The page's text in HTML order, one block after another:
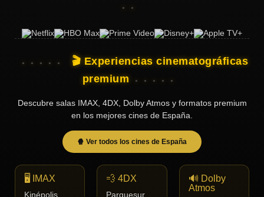
🎬 Experiencias cinematográficas
premium
Descubre salas IMAX, 4DX, Dolby Atmos y formatos premium
en los mejores cines de España.
🍿 Ver todos los cines de España
🖥️ IMAX
Kinépolis
💨 4DX
Parquesur
🔊 Dolby
Atmos